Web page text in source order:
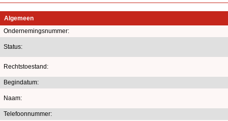
Algemeen
Ondernemingsnummer:
Status:
Rechtstoestand:
Begindatum:
Naam:
Telefoonnummer: